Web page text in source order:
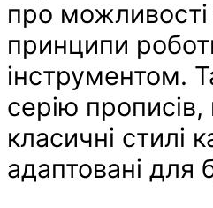
про можливості
принципи
інструментом.
серію прописів,
класичні стилі
адаптовані для